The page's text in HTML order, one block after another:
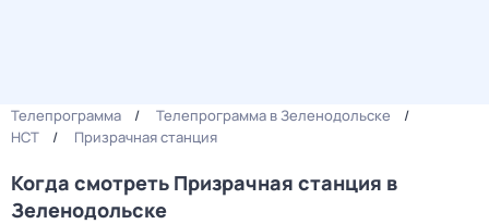
Телепрограмма
Телепрограмма в Зеленодольске
НСТ
Призрачная станция
Когда смотреть Призрачная станция в
Зеленодольске